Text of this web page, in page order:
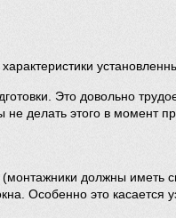
Это довольно
не делать этого в момент
должны иметь
Особенно это касается